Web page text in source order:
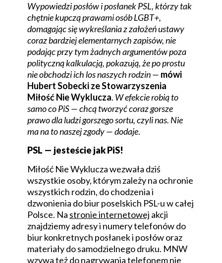
Wypowiedzi posłów i posłanek PSL, którzy tak
chętnie kupczą prawami osób LGBT+,
domagając się wykreślania z założeń ustawy
coraz bardziej elementarnych zapisów, nie
podając przy tym żadnych argumentów poza
polityczną kalkulacją, pokazują, że po prostu
nie obchodzi ich los naszych rodzin — mówi
Hubert Sobecki ze Stowarzyszenia
Miłość Nie Wyklucza. W efekcie robią to
samo co PiS — chcą tworzyć coraz gorsze
prawo dla ludzi gorszego sortu, czyli nas. Nie
ma na to naszej zgody — dodaje.
PSL — jesteście jak PiS!
Miłość Nie Wyklucza wezwała dziś
wszystkie osoby, którym zależy na ochronie
wszystkich rodzin, do chodzenia i
dzwonienia do biur poselskich PSL-u w całej
Polsce. Na stronie internetowej akcji
znajdziemy adresy i numery telefonów do
biur konkretnych posłanek i posłów oraz
materiały do samodzielnego druku. MNW
wzywa też do nagrywania telefonem nie